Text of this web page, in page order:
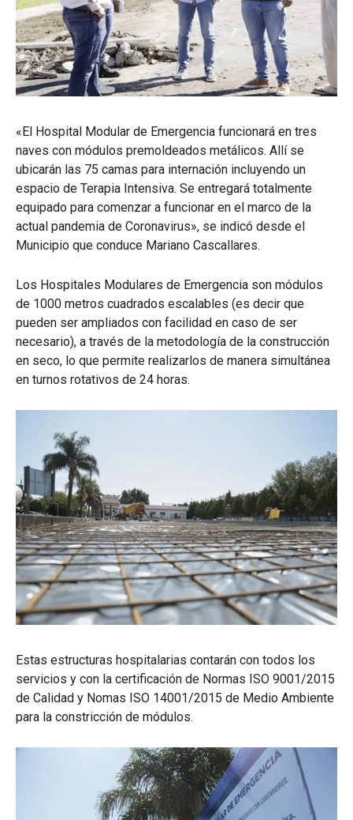
«El Hospital Modular de Emergencia funcionará en tres
naves con módulos premoldeados metálicos. Allí se
ubicarán las 75 camas para internación incluyendo un
espacio de Terapia Intensiva. Se entregará totalmente
equipado para comenzar a funcionar en el marco de la
actual pandemia de Coronavirus», se indicó desde el
Municipio que conduce Mariano Cascallares.
Los Hospitales Modulares de Emergencia son módulos
de 1000 metros cuadrados escalables (es decir que
pueden ser ampliados con facilidad en caso de ser
necesario), a través de la metodología de la construcción
en seco, lo que permite realizarlos de manera simultánea
en turnos rotativos de 24 horas.
Estas estructuras hospitalarias contarán con todos los
servicios y con la certificación de Normas ISO 9001/2015
de Calidad y Nomas ISO 14001/2015 de Medio Ambiente
para la constricción de módulos.